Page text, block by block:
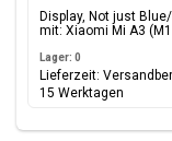
Display, Not just
mit: Xiaomi Mi A3
Lager: 0
Lieferzeit:
15 Werktagen